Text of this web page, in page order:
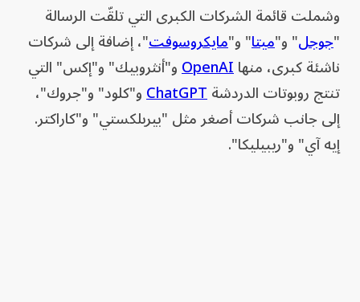
وشملت قائمة الشركات الكبرى التي تلقّت الرسالة
"جوجل" و"ميتا" و"مايكروسوفت"، إضافة إلى شركات
ناشئة كبرى، منهاOpenAIو"أنثروبيك" و"إكس" التي
تنتج روبوتات الدردشةChatGPTو"كلود" و"جروك"،
إلى جانب شركات أصغر مثل "بيربلكستي" و"كاراكتر.
إيه آي" و"ريبيليكا".